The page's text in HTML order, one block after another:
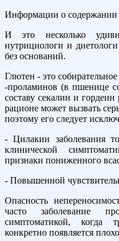
Информации о содержании
И это несколько
нутрициологи и
без оснований.
Глютен - это
-проламинов (в пшенице
составу секалин и
рационе может вызвать
поэтому его следует
- Цилакии заболевания
клинической
признаки пониженного
- Повышенной
Опасность
часто заболевание
симптоматикой, когда
конкретно появляется